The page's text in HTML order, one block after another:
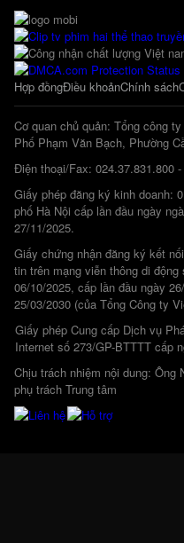
Hợp đồngĐiều khoảnChính sách
Cơ quan chủ quản: Tổng công
Phố Phạm Văn Bạch, Phường
Điện thoại/Fax: 024.37.831.800
Giấy phép đăng ký kinh doanh:
phố Hà Nội cấp lần đầu ngày
27/11/2025.
Giấy chứng nhận đăng ký kết
tin trên mạng viễn thông di động
06/10/2025, cấp lần đầu ngày
25/03/2030 (của Tổng Công ty
Giấy phép Cung cấp Dịch vụ
Internet số 273/GP-BTTTT cấp
Chịu trách nhiệm nội dung: Ông
phụ trách Trung tâm